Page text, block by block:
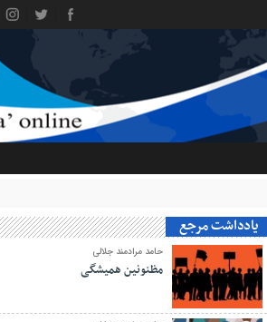
یادداشت مرجع
حامد مرادمند جلالی
مظنونین همیشگی